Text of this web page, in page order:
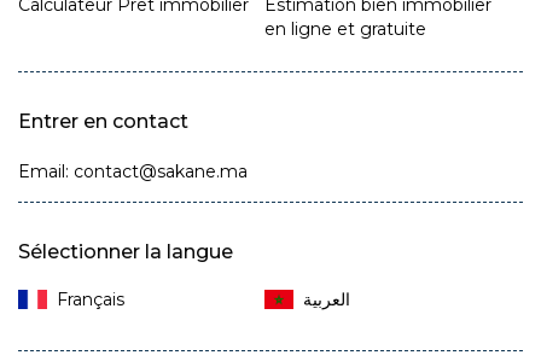
Calculateur Prêt immobilier
Estimation bien immobilier
en ligne et gratuite
Entrer en contact
Email: contact@sakane.ma
Sélectionner la langue
Français‎